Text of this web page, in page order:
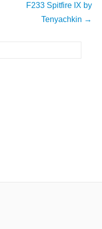
F233 Spitfire IX by
Tenyachkin →